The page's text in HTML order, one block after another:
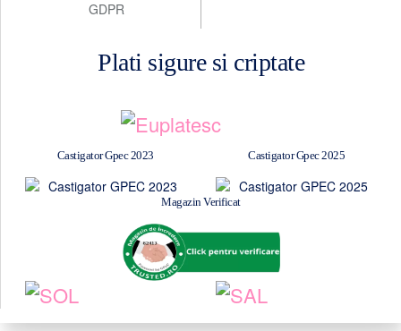
GDPR
Plati sigure si criptate
Castigator Gpec 2023 Castigator Gpec 2025
Magazin Verificat